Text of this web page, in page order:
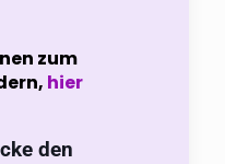
zum
hier
den